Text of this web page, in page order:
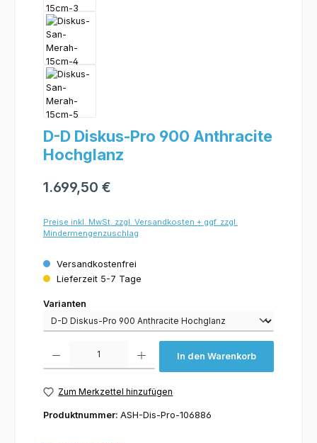
D-D Diskus-Pro 900 Anthracite
Hochglanz
1.699,50 €
Preise inkl. MwSt. zzgl. Versandkosten + ggf. zzgl.
Mindermengenzuschlag
Versandkostenfrei
Lieferzeit 5-7 Tage
Varianten
Varianten
In den Warenkorb
Zum Merkzettel hinzufügen
Produktnummer: ASH-Dis-Pro-106886